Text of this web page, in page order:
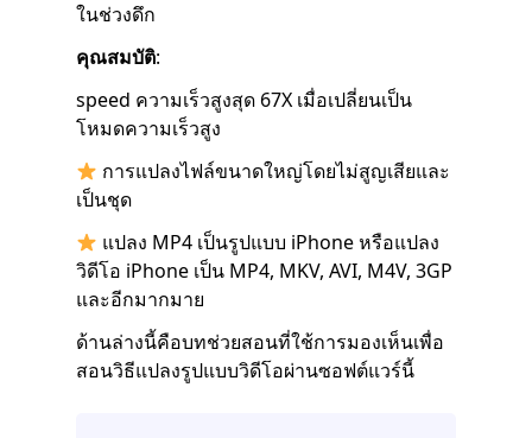
ในช่วงดึก
คุณสมบัติ:
speed ความเร็วสูงสุด 67X เมื่อเปลี่ยนเป็น
โหมดความเร็วสูง
การแปลงไฟล์ขนาดใหญ่โดยไม่สูญเสียและ
เป็นชุด
แปลง MP4 เป็นรูปแบบ iPhone หรือแปลง
วิดีโอ iPhone เป็น MP4, MKV, AVI, M4V, 3GP
และอีกมากมาย
ด้านล่างนี้คือบทช่วยสอนที่ใช้การมองเห็นเพื่อ
สอนวิธีแปลงรูปแบบวิดีโอผ่านซอฟต์แวร์นี้